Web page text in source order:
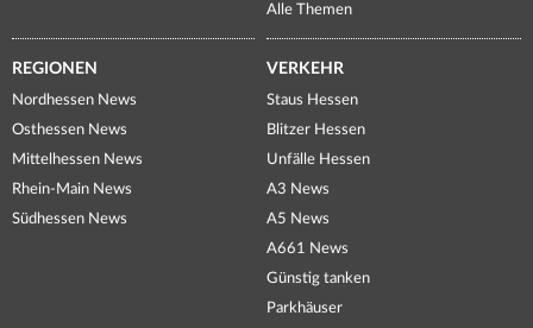
Alle Themen
REGIONEN
Nordhessen News
Osthessen News
Mittelhessen News
Rhein-Main News
Südhessen News
VERKEHR
Staus Hessen
Blitzer Hessen
Unfälle Hessen
A3 News
A5 News
A661 News
Günstig tanken
Parkhäuser